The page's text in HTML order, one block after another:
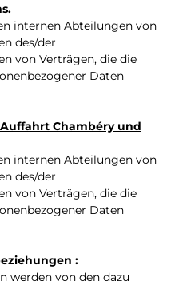
internen Abteilungen von
des/der
von Verträgen, die die
Daten
Chambéry und
internen Abteilungen von
des/der
von Verträgen, die die
Daten
:
werden von den dazu